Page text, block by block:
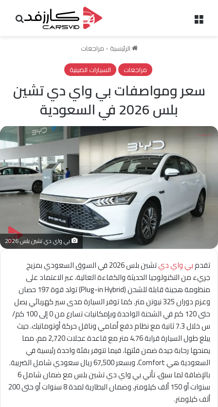
الرئيسية - مراجعات
مراجعات
السيارات الصينية
سعر ومواصفات بي واي دي تشين
بلس 2026 في السعودية
بي واي دي تشين بلس 2026
تقدمبي واي دي
تشين بلس 2026 في السوق السعودي بمزيج
جريء من التكنولوجيا الحديثة والكفاءة العالية، عبر الاعتماد على
منظومة هجينة قابلة للشحن (Plug-in Hybrid) تولد قوة 197 حصان
وعزم دوران 325 نيوتن متر. كما توفر السيارة مدى سير كهربائي يصل
حتى 120 كم في الشحنة الواحدة وبإمكانيات تسارع من 0 إلى 100 كم/
س خلال 7.3 ثانية مع نظام دفع أمامي وناقل حركة أوتوماتيك. حيث
يبلغ طول السيارة قرابة 4.76 متر مع قاعدة عجلات 2,720 مم، مما
يمنحها رحابة جيدة ضمن فئتها، فيما تتوفر بفئة واحدة رئيسية في
السعودية هي Comfort، وبسعر 67,500 ريال سعودي شامل الضريبة.
بالإضافة لما سبق، تأتي بي واي دي تشين بلس مع ضمان شامل 6
سنوات أو 150 ألف كيلومتر، وضمان البطارية لمدة 8 سنوات أو حتى 200
ألف كيلومتر.